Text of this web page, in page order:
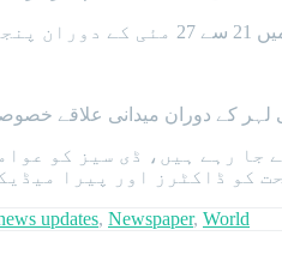
ہے۔
لہر کے دوران میدانی علاقے
جا رہے ہیں، ڈی سیز کو
کو ڈاکٹرز اور پیرا
updates, Newspaper, World